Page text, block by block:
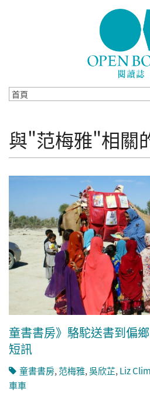
與"范梅雅"相關
童書書房》駱駝送書到偏
短訊
童書書房,范梅雅,吳欣芷,Liz
車車